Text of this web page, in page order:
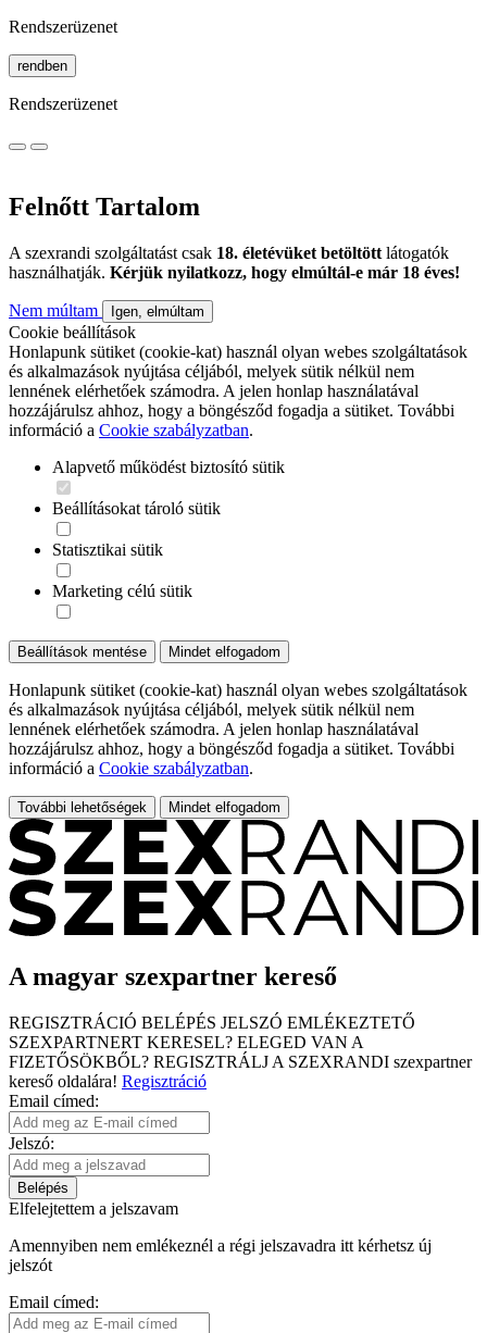
Rendszerüzenet
rendben
Rendszerüzenet
Felnőtt Tartalom
A szexrandi szolgáltatást csak 18. életévüket betöltött látogatók
használhatják. Kérjük nyilatkozz, hogy elmúltál-e már 18 éves!
Nem múltam Igen, elmúltam
Cookie beállítások
Honlapunk sütiket (cookie-kat) használ olyan webes szolgáltatások
és alkalmazások nyújtása céljából, melyek sütik nélkül nem
lennének elérhetőek számodra. A jelen honlap használatával
hozzájárulsz ahhoz, hogy a böngésződ fogadja a sütiket. További
információ a Cookie szabályzatban.
Alapvető működést biztosító sütik
Beállításokat tároló sütik
Statisztikai sütik
Marketing célú sütik
Beállítások mentése Mindet elfogadom
Honlapunk sütiket (cookie-kat) használ olyan webes szolgáltatások
és alkalmazások nyújtása céljából, melyek sütik nélkül nem
lennének elérhetőek számodra. A jelen honlap használatával
hozzájárulsz ahhoz, hogy a böngésződ fogadja a sütiket. További
információ a Cookie szabályzatban.
További lehetőségek Mindet elfogadom
A magyar szexpartner kereső
REGISZTRÁCIÓ BELÉPÉS JELSZÓ EMLÉKEZTETŐ
SZEXPARTNERT KERESEL? ELEGED VAN A
FIZETŐSÖKBŐL? REGISZTRÁLJ A SZEXRANDI szexpartner
kereső oldalára! Regisztráció
Email címed:
Jelszó:
Belépés
Elfelejtettem a jelszavam
Amennyiben nem emlékeznél a régi jelszavadra itt kérhetsz új
jelszót
Email címed: